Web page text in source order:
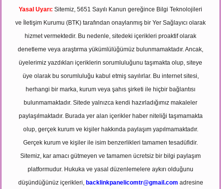
Yasal Uyarı: Sitemiz, 5651 Sayılı Kanun gereğince Bilgi Teknolojileri
ve İletişim Kurumu (BTK) tarafından onaylanmış bir Yer Sağlayıcı olarak
hizmet vermektedir. Bu nedenle, sitedeki içerikleri proaktif olarak
denetleme veya araştırma yükümlülüğümüz bulunmamaktadır. Ancak,
üyelerimiz yazdıkları içeriklerin sorumluluğunu taşımakta olup, siteye
üye olarak bu sorumluluğu kabul etmiş sayılırlar. Bu internet sitesi,
herhangi bir marka, kurum veya şahıs şirketi ile hiçbir bağlantısı
bulunmamaktadır. Sitede yalnızca kendi hazırladığımız makaleler
paylaşılmaktadır. Burada yer alan içerikler haber niteliği taşımamakta
olup, gerçek kurum ve kişiler hakkında paylaşım yapılmamaktadır.
Gerçek kurum ve kişiler ile isim benzerlikleri tamamen tesadüfidir.
Sitemiz, kar amacı gütmeyen ve tamamen ücretsiz bir bilgi paylaşım
platformudur. Hukuka ve yasal düzenlemelere aykırı olduğunu
düşündüğünüz içerikleri, backlinkpanelicomtr@gmail.com adresine